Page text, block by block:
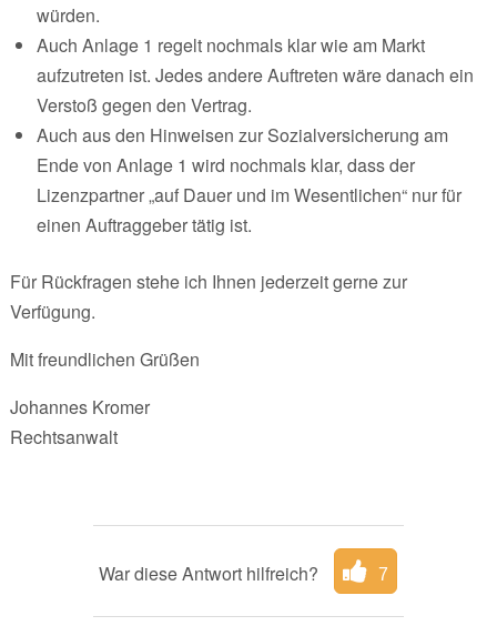
würden.
Auch Anlage 1 regelt nochmals klar wie am Markt
aufzutreten ist. Jedes andere Auftreten wäre danach ein
Verstoß gegen den Vertrag.
Auch aus den Hinweisen zur Sozialversicherung am
Ende von Anlage 1 wird nochmals klar, dass der
Lizenzpartner „auf Dauer und im Wesentlichen“ nur für
einen Auftraggeber tätig ist.
Für Rückfragen stehe ich Ihnen jederzeit gerne zur
Verfügung.
Mit freundlichen Grüßen
Johannes Kromer
Rechtsanwalt
War diese Antwort hilfreich? 7